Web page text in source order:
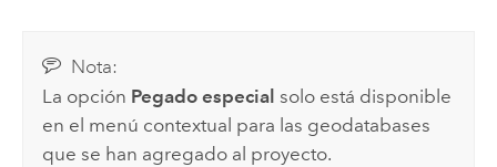
Nota:
La opción Pegado especial solo está disponible
en el menú contextual para las geodatabases
que se han agregado al proyecto.